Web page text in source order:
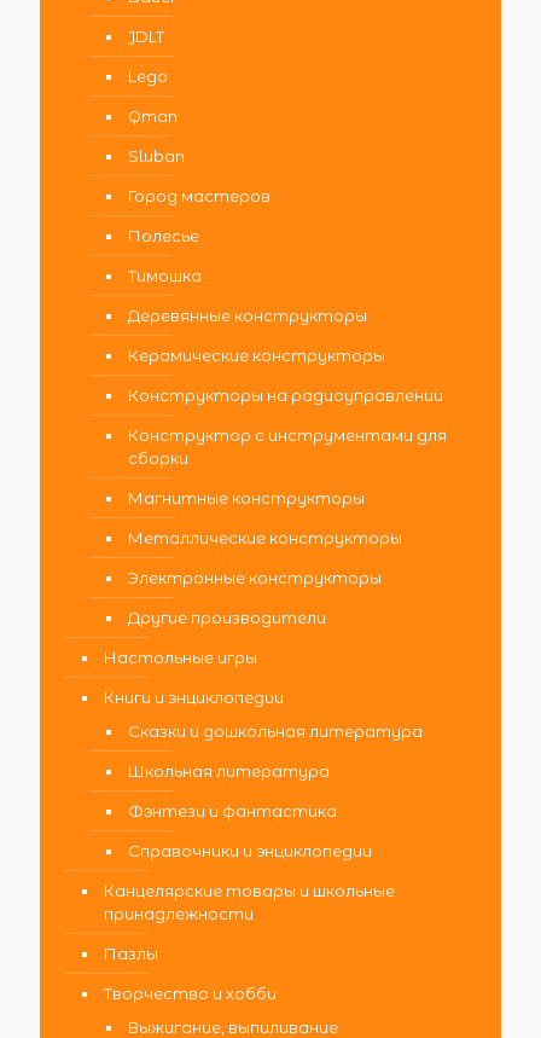
JDLT
Lego
Qman
Sluban
Город мастеров
Полесье
Тимошка
Деревянные конструкторы
Керамические конструкторы
Конструкторы на радиоуправлении
Конструктор с инструментами для
сборки
Магнитные конструкторы
Металлические конструкторы
Электронные конструкторы
Другие производители
Настольные игры
Книги и энциклопедии
Сказки и дошкольная литература
Школьная литература
Фэнтези и фантастика
Справочники и энциклопедии
Канцелярские товары и школьные
принадлежности
Пазлы
Творчество и хобби
Выжигание, выпиливание